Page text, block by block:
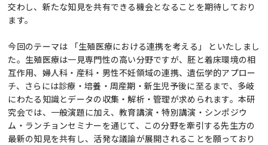
交わし、新たな知見を共有できる機会となることを期待しており
ます。
今回のテーマは 「生殖医療における連携を考える」 といたしまし
た。生殖医療は一見専門性の高い分野ですが、胚と着床環境の相
互作用、婦人科・産科・男性不妊領域の連携、遺伝学的アプロー
チ、さらには診療・培養・周産期・新生児予後に至るまで、多岐
にわたる知識とデータの収集・解析・管理が求められます。本研
究会では、一般演題に加え、教育講演・特別講演・シンポジウ
ム・ランチョンセミナーを通じて、この分野を牽引する先生方の
最新の知見を共有し、活発な議論が展開されることを願っており